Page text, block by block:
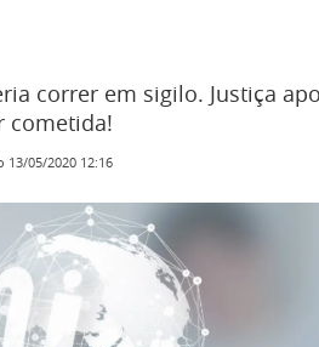
correr em sigilo. Justiça
cometida!
13/05/2020 12:16